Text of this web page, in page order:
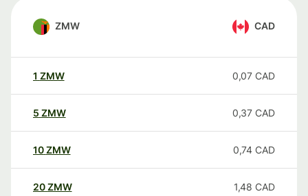
ZMW CAD
1 ZMW 0,07 CAD
5 ZMW 0,37 CAD
10ZMW 0,74 CAD
20ZMW 1,48 CAD